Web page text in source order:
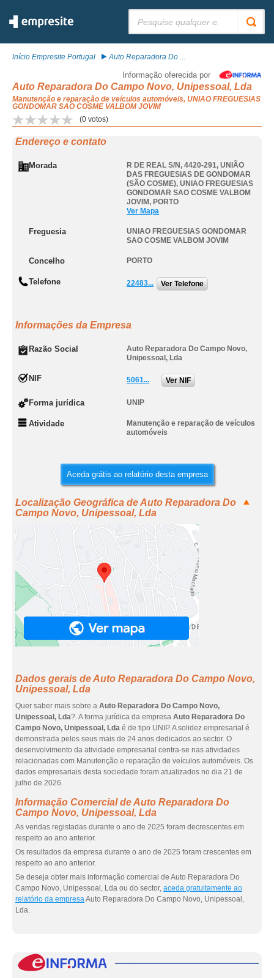
Início Empresite Portugal Auto Reparadora Do ...
Informação oferecida por
Auto Reparadora Do Campo Novo, Unipessoal, Lda
Manutenção e reparação de veículos automóveis, UNIAO FREGUESIAS
GONDOMAR SAO COSME VALBOM JOVIM
(0 votos)
Endereço e contato
Morada
R DE REAL S/N, 4420-291, UNIÃO
DAS FREGUESIAS DE GONDOMAR
(SÃO COSME), UNIAO FREGUESIAS
GONDOMAR SAO COSME VALBOM
JOVIM , PORTO
Ver Mapa
Freguesia
UNIAO FREGUESIAS GONDOMAR
SAO COSME VALBOM JOVIM
Concelho PORTO
Telefone 22483... Ver Telefone
Informações da Empresa
Razão Social
Auto Reparadora Do Campo Novo,
Unipessoal, Lda
NIF 5061... Ver NIF
Forma jurídica UNIP
Atividade
Manutenção e reparação de veículos
automóveis
Aceda grátis ao relatório desta empresa
Localização Geográfica de Auto Reparadora Do
Campo Novo, Unipessoal, Lda
Dados gerais de Auto Reparadora Do Campo Novo,
Unipessoal, Lda
Quer saber mais sobre a Auto Reparadora Do Campo Novo,
Unipessoal, Lda?. A forma jurídica da empresa Auto Reparadora Do
Campo Novo, Unipessoal, Lda é de tipo UNIP. A solidez empresarial é
demonstrada pelos seus mais de 24 anos dedicados ao sector. O
desenvolvimento da atividade empresarial centra-se nas atividades
relacionadas com Manutenção e reparação de veículos automóveis. Os
dados empresariais desta sociedade foram atualizados no dia 21 de
julho de 2026.
Informação Comercial de Auto Reparadora Do
Campo Novo, Unipessoal, Lda
As vendas registadas durante o ano de 2025 foram decrescentes em
respeito ao ano anterior.
Os resultados da empresa durante o ano de 2025 foram crescentes em
respeito ao ano anterior.
Se deseja obter mais informação comercial de Auto Reparadora Do
Campo Novo, Unipessoal, Lda ou do sector, aceda gratuitamente ao
relatório da empresaAuto Reparadora Do Campo Novo, Unipessoal,
Lda.